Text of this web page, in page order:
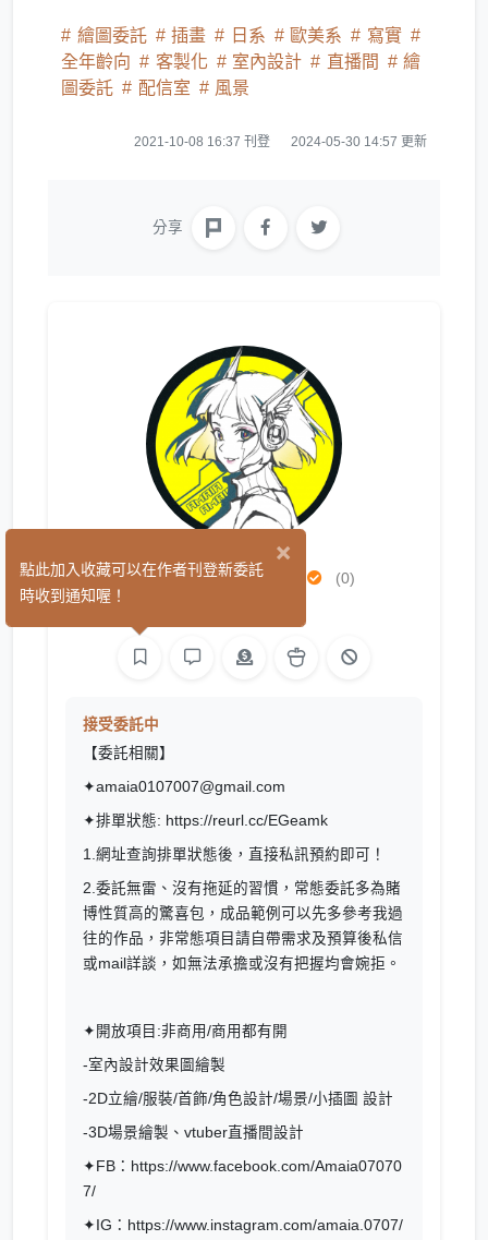
繪圖委託 插畫 日系 歐美系
寫實
全年齡向
客製化 室內設計 直播間
繪
圖委託
配信室 風景
2021-10-08 16:37 刊登 2024-05-30 14:57 更新
分享
Amaia 阿米亞 (0)
接受委託中
【委託相關】
✦amaia0107007@gmail.com
✦排單狀態: https://reurl.cc/EGeamk
1.網址查詢排單狀態後，直接私訊預約即可！
2.委託無雷、沒有拖延的習慣，常態委託多為賭
博性質高的驚喜包，成品範例可以先多參考我過
往的作品，非常態項目請自帶需求及預算後私信
或mail詳談，如無法承擔或沒有把握均會婉拒。
✦開放項目:非商用/商用都有開
-室內設計效果圖繪製
-2D立繪/服裝/首飾/角色設計/場景/小插圖 設計
-3D場景繪製、vtuber直播間設計
✦FB：https://www.facebook.com/Amaia07070
7/
✦IG： https://www.instagram.com/amaia.0707/
×
點此加入收藏可以在作者刊登新委託
時收到通知喔！